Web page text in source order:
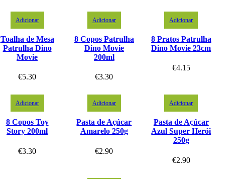
Adicionar
Toalha de Mesa
Patrulha Dino
Movie
€5.30
Adicionar
8 Copos Patrulha
Dino Movie
200ml
€3.30
Adicionar
8 Pratos Patrulha
Dino Movie 23cm
€4.15
Adicionar
8 Copos Toy
Story 200ml
€3.30
Adicionar
Pasta de Açúcar
Amarelo 250g
€2.90
Adicionar
Pasta de Açúcar
Azul Super Herói
250g
€2.90